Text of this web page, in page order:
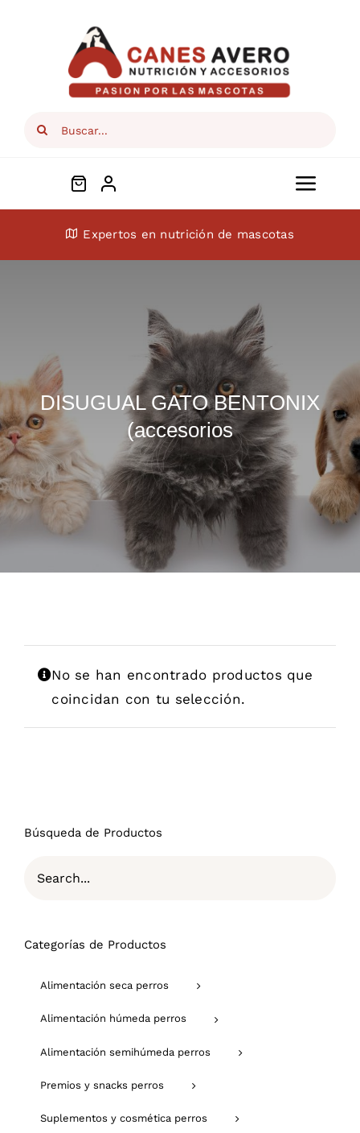
Search
Conócenos
Dietas veterinarias
Purina
Antiparasitarios
Contacto
Expertos en nutrición de mascotas
DISUGUAL GATO BENTONIX
(accesorios
No se han encontrado productos que
coincidan con tu selección.
Búsqueda de Productos
Categorías de Productos
Alimentación seca perros
Alimentación húmeda perros
Alimentación semihúmeda perros
Premios y snacks perros
Suplementos y cosmética perros